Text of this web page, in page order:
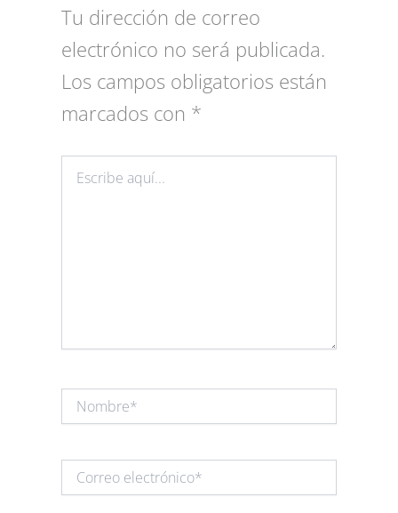
Tu dirección de correo
electrónico no será publicada.
Los campos obligatorios están
marcados con *
aquí...
Nombre*
electrónico*